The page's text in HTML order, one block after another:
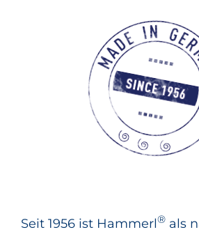
Seit 1956 ist Hammerl®als